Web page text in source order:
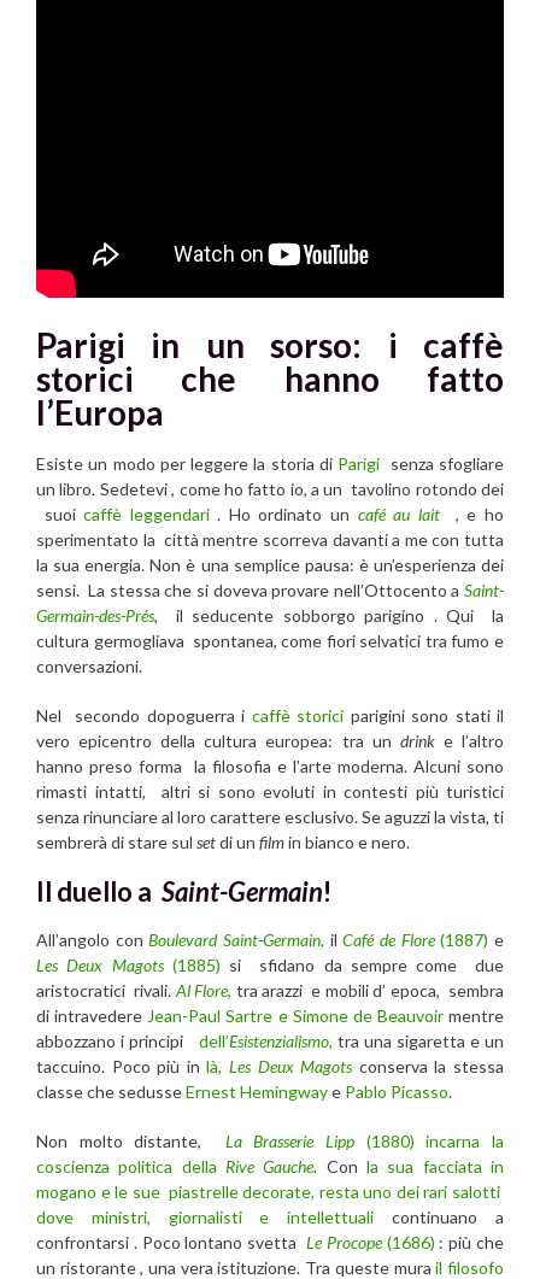
Parigi in un sorso: i caffè
storici che hanno fatto
l’Europa
Esiste un modo per leggere la storia di Parigi senza sfogliare
un libro. Sedetevi , come ho fatto io, a un tavolino rotondo dei
suoicaffè leggendari. Ho ordinato un café au lait
, e ho
sperimentato la città mentre scorreva davanti a me con tutta
la sua energia. Non è una semplice pausa: è un’esperienza dei
sensi. La stessa che si doveva provare nell’Ottocento a Saint-
Germain-des-Prés, il seducente sobborgo parigino . Qui la
cultura germogliava spontanea, come fiori selvatici tra fumo e
conversazioni.
Nel secondo dopoguerra i caffè storici parigini sono stati il
vero epicentro della cultura europea: tra un drinke l’altro
hanno preso forma la filosofia e l’arte moderna. Alcuni sono
rimasti intatti, altri si sono evoluti in contesti più turistici
senza rinunciare al loro carattere esclusivo. Se aguzzi la vista, ti
sembrerà di stare sul setdi un filmin bianco e nero.
Il duello a Saint-Germain!
All’angolo conBoulevard Saint-Germain, ilCafé de Flore(1887) e
Les Deux Magots(1885) si sfidano da sempre come due
aristocratici rivali. Al Flore, tra arazzi e mobili d’ epoca, sembra
di intravedere Jean-Paul Sartre e Simone de Beauvoirmentre
abbozzano i principi dell’Esistenzialismo, tra una sigaretta e un
taccuino. Poco più inlà,Les Deux Magotsconserva la stessa
classe che sedusseErnest Hemingwaye Pablo Picasso.
Non molto distante, La Brasserie Lipp (1880) incarna la
coscienza politica della Rive Gauche. Conla sua facciata in
mogano e le sue piastrelle decorate, resta uno dei rari salotti
dove ministri, giornalisti e intellettuali continuano a
confrontarsi . Poco lontano svetta Le Procope(1686) : più che
un ristorante , una vera istituzione. Tra queste murail filosofo